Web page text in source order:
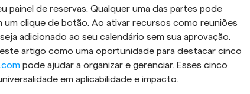
painel de reservas. Qualquer uma das partes pode
um clique de botão. Ao ativar recursos como reuniões
adicionado ao seu calendário sem sua aprovação.
artigo como uma oportunidade para destacar cinco
pode ajudar a organizar e gerenciar. Esses cinco
em aplicabilidade e impacto.